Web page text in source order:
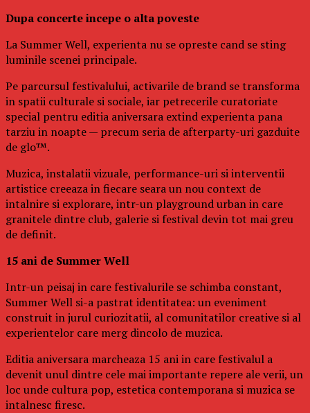
Dupa concerte incepe o alta poveste
La Summer Well, experienta nu se opreste cand se sting
luminile scenei principale.
Pe parcursul festivalului, activarile de brand se transforma
in spatii culturale si sociale, iar petrecerile curatoriate
special pentru editia aniversara extind experienta pana
tarziu in noapte — precum seria de afterparty-uri gazduite
de glo™.
Muzica, instalatii vizuale, performance-uri si interventii
artistice creeaza in fiecare seara un nou context de
intalnire si explorare, intr-un playground urban in care
granitele dintre club, galerie si festival devin tot mai greu
de definit.
15 ani de Summer Well
Intr-un peisaj in care festivalurile se schimba constant,
Summer Well si-a pastrat identitatea: un eveniment
construit in jurul curiozitatii, al comunitatilor creative si al
experientelor care merg dincolo de muzica.
Editia aniversara marcheaza 15 ani in care festivalul a
devenit unul dintre cele mai importante repere ale verii, un
loc unde cultura pop, estetica contemporana si muzica se
intalnesc firesc.